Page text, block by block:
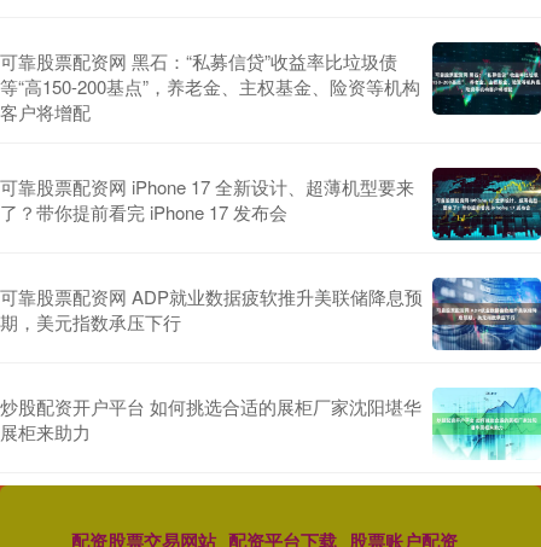
可靠股票配资网 黑石：“私募信贷”收益率比垃圾债
等“高150-200基点”，养老金、主权基金、险资等机构
客户将增配
可靠股票配资网 iPhone 17 全新设计、超薄机型要来
了？带你提前看完 iPhone 17 发布会
可靠股票配资网 ADP就业数据疲软推升美联储降息预
期，美元指数承压下行
炒股配资开户平台 如何挑选合适的展柜厂家沈阳堪华
展柜来助力
配资股票交易网站 配资平台下载 股票账户配资